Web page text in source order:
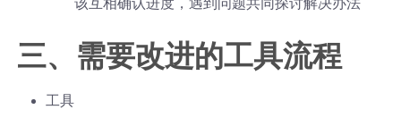
该互相确认进度，遇到问题共同探讨解决办法
三、需要改进的工具流程
工具